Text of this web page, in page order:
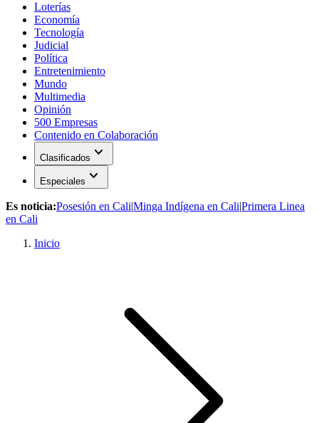
Loterías
Economía
Tecnología
Judicial
Política
Entretenimiento
Mundo
Multimedia
Opinión
500 Empresas
Contenido en Colaboración
Clasificados expand_more
Especiales expand_more
Es noticia:Posesión en Cali|Minga Indígena en Cali|Primera Linea
en Cali
Inicio